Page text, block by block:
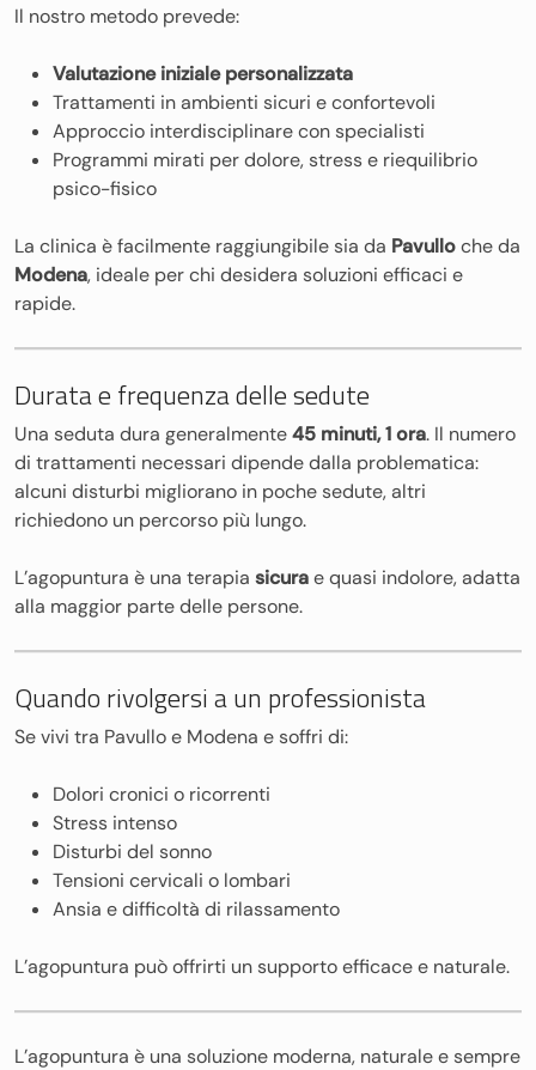
Il nostro metodo prevede:
Valutazione iniziale personalizzata
Trattamenti in ambienti sicuri e confortevoli
Approccio interdisciplinare con specialisti
Programmi mirati per dolore, stress e riequilibrio
psico-fisico
La clinica è facilmente raggiungibile sia da Pavulloche da
Modena, ideale per chi desidera soluzioni efficaci e
rapide.
Durata e frequenza delle sedute
Una seduta dura generalmente45 minuti, 1 ora. Il numero
di trattamenti necessari dipende dalla problematica:
alcuni disturbi migliorano in poche sedute, altri
richiedono un percorso più lungo.
L’agopuntura è una terapia sicurae quasi indolore, adatta
alla maggior parte delle persone.
Quando rivolgersi a un professionista
Se vivi tra Pavullo e Modena e soffri di:
Dolori cronici o ricorrenti
Stress intenso
Disturbi del sonno
Tensioni cervicali o lombari
Ansia e difficoltà di rilassamento
L’agopuntura può offrirti un supporto efficace e naturale.
L’agopuntura è una soluzione moderna, naturale e sempre